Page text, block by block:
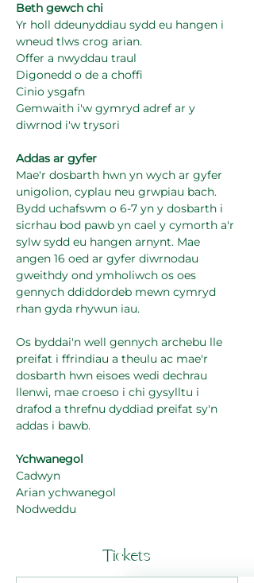
Beth gewch chi
Yr holl ddeunyddiau sydd eu hangen i
wneud tlws crog arian.
Offer a nwyddau traul
Digonedd o de a choffi
Cinio ysgafn
Gemwaith i'w gymryd adref ar y
diwrnod i'w trysori
Addas ar gyfer
Mae'r dosbarth hwn yn wych ar gyfer
unigolion, cyplau neu grwpiau bach.
Bydd uchafswm o 6-7 yn y dosbarth i
sicrhau bod pawb yn cael y cymorth a'r
sylw sydd eu hangen arnynt. Mae
angen 16 oed ar gyfer diwrnodau
gweithdy ond ymholiwch os oes
gennych ddiddordeb mewn cymryd
rhan gyda rhywun iau.
Os byddai'n well gennych archebu lle
preifat i ffrindiau a theulu ac mae'r
dosbarth hwn eisoes wedi dechrau
llenwi, mae croeso i chi gysylltu i
drafod a threfnu dyddiad preifat sy'n
addas i bawb.
Ychwanegol
Cadwyn
Arian ychwanegol
Nodweddu
Tickets